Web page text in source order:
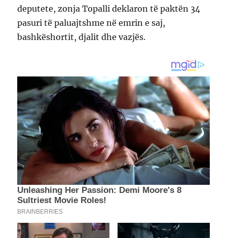
deputete, zonja Topalli deklaron të paktën 34
pasuri të paluajtshme në emrin e saj,
bashkëshortit, djalit dhe vazjës.